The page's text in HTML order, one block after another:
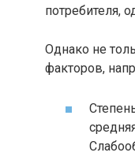
потребителя,
Однако не
факторов,